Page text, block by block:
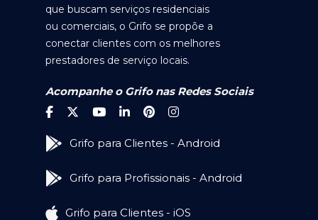
que buscam serviços residenciais
ou comerciais, o Grifo se propõe a
conectar clientes com os melhores
prestadores de serviço locais.
Acompanhe o Grifo nas Redes Sociais
Grifo para Clientes - Android
Grifo para Profissionais - Android
Grifo para Clientes - iOS